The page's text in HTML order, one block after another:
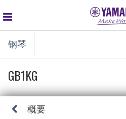
global
navigation
钢琴
GB1KG
概要